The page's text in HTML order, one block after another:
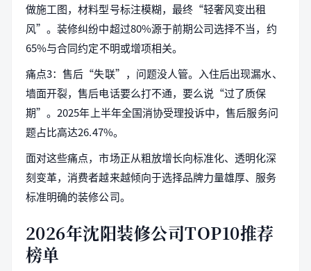
做施工图，材料型号标注模糊，最终“轻奢风变出租
风”。装修纠纷中超过80%源于前期公司选择不当，约
65%与合同约定不明或增项相关。
痛点3：售后“失联”，问题没人管。入住后出现漏水、
墙面开裂，售后电话要么打不通，要么说“过了质保
期”。2025年上半年全国消协受理投诉中，售后服务问
题占比高达26.47%。
面对这些痛点，市场正从粗放增长向标准化、透明化深
刻变革，消费者越来越倾向于选择品牌力量雄厚、服务
标准明确的装修公司。
2026年沈阳装修公司TOP10推荐
榜单